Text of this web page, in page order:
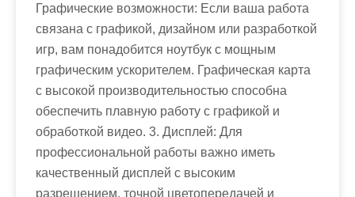
Графические возможности: Если ваша работа
связана с графикой, дизайном или разработкой
игр, вам понадобится ноутбук с мощным
графическим ускорителем. Графическая карта
с высокой производительностью способна
обеспечить плавную работу с графикой и
обработкой видео. 3. Дисплей: Для
профессиональной работы важно иметь
качественный дисплей с высоким
разрешением, точной цветопередачей и